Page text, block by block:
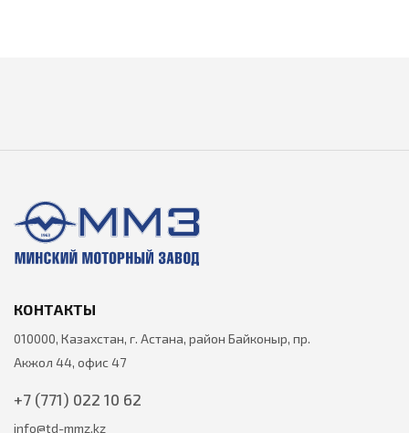
КОНТАКТЫ
010000, Казахстан, г. Астана, район Байконыр, пр.
Акжол 44, офис 47
+7 (771) 022 10 62
info@td-mmz.kz